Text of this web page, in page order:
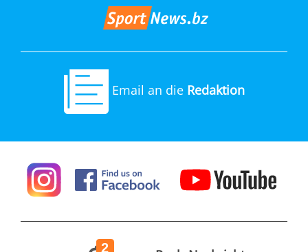
Email an die Redaktion
2